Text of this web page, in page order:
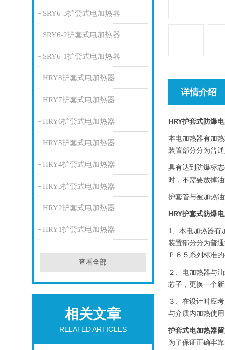
SRY6-3护套式电加热器
SRY6-2护套式电加热器
SRY6-1护套式电加热器
HRY8护套式电加热器
HRY7护套式电加热器
HRY6护套式电加热器
HRY5护套式电加热器
HRY4护套式电加热器
HRY3护套式电加热器
HRY2护套式电加热器
HRY1护套式电加热器
查看全部
相关文章
RELATED ARTICLES
详情介绍
HRY护套式防爆
本电加热器有加
装置部分分为普
具有达到防爆标
时，不需要放掉
护套管与被加热
HRY护套式防爆
1、本电加热器有
装置部分分为普
Ｐ６５系列标准
２、电加热器与
芯子，更换一个
３、在设计时应
与介质内加热使
护套式电加热器
为了保证正确牢